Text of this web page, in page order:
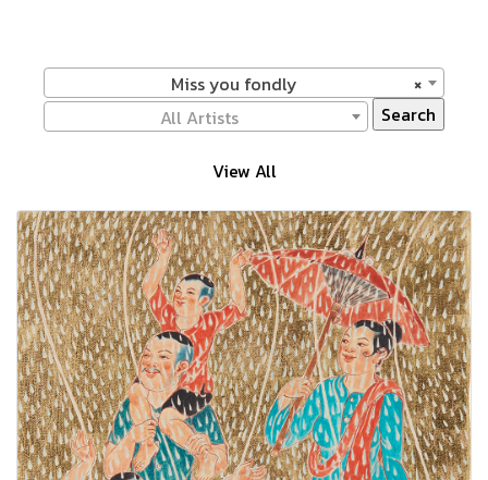
×
Miss you fondly
All Artists
View All